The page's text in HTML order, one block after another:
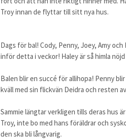
Troy innan de flyttar till sitt nya hus.
Dags för bal! Cody, Penny, Joey, Amy
inför detta i veckor! Haley är så himla
Balen blir en succé för allihopa! Penny
kväll med sin flickvän Deidra och resten
Sammie längtar verkligen tills deras hus
Troy, inte bo med hans föräldrar och
den ska bli långvarig.